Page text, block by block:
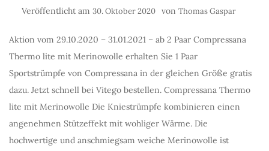
Veröffentlicht am 30. Oktober 2020 von Thomas Gaspar
Aktion vom 29.10.2020 – 31.01.2021 – ab 2 Paar Compressana
Thermo lite mit Merinowolle erhalten Sie 1 Paar
Sportstrümpfe von Compressana in der gleichen Größe gratis
dazu. Jetzt schnell bei Vitego bestellen. Compressana Thermo
lite mit Merinowolle Die Kniestrümpfe kombinieren einen
angenehmen Stützeffekt mit wohliger Wärme. Die
hochwertige und anschmiegsam weiche Merinowolle ist